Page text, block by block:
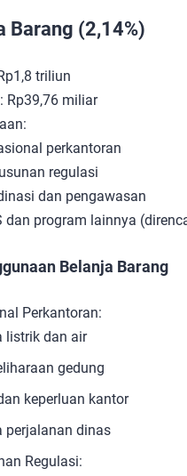
Barang (2,14%)
triliun
Rp39,76 miliar
perkantoran
regulasi
dan pengawasan
dan program lainnya
Belanja Barang
Perkantoran:
listrik dan air
gedung
keperluan kantor
perjalanan dinas
Regulasi: